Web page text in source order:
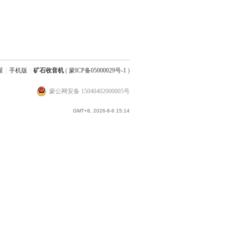
手机版 矿石收音机( 蒙ICP备05000029号-1 )
蒙公网安备 15040402000005号
GMT+8, 2026-8-6 15:14